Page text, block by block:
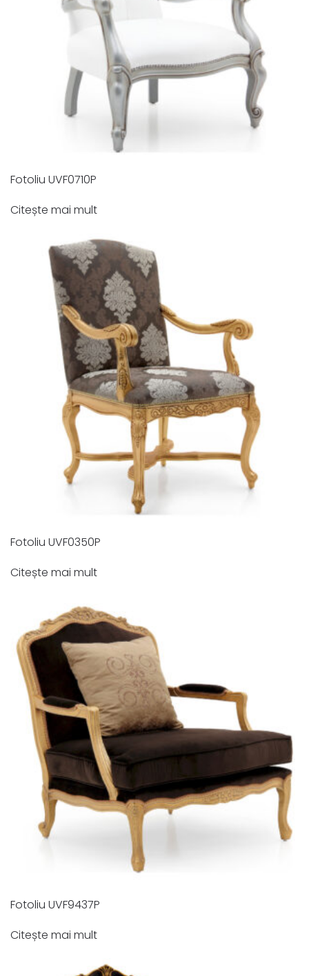
Fotoliu UVF0710P
Citește mai mult
Fotoliu UVF0350P
Citește mai mult
Fotoliu UVF9437P
Citește mai mult